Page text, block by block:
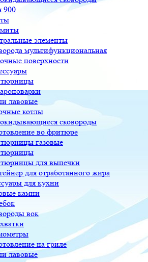
900
элементы
мультифункциональная
поверхности
лавовые
котлы
сковороды
во фритюре
газовые
для выпечки
для отработанного жира
для кухни
камни
вок
на гриле
лавовые